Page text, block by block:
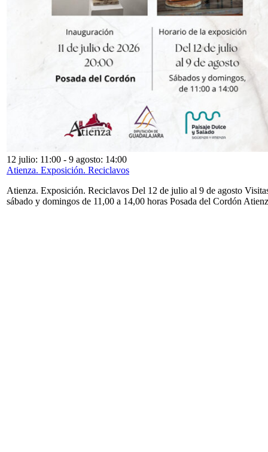
12 julio: 11:00 - 9 agosto: 14:00
Atienza. Exposición. Reciclavos
Atienza. Exposición. Reciclavos Del 12 de julio al 9 de agosto
sábado y domingos de 11,00 a 14,00 horas Posada del Cordón